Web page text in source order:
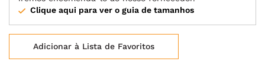
Clique aqui para ver o guia de tamanhos
Adicionar à Lista de Favoritos